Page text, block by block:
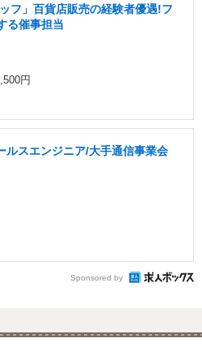
フ」百貨店販売の経験者優遇!フ
る催事担当
円
ルスエンジニア/大手通信事業会
Sponsored by